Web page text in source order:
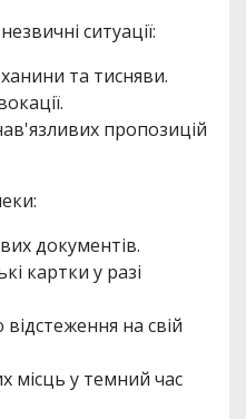
ситуації:
та тисняви.
пропозицій
документів.
картки у разі
на свій
місць у темний час